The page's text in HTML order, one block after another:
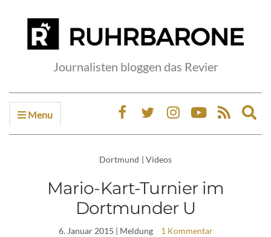
Journalisten bloggen das Revier
Menu
Dortmund | Videos
Mario-Kart-Turnier im
Dortmunder U
6. Januar 2015 | Meldung 1 Kommentar